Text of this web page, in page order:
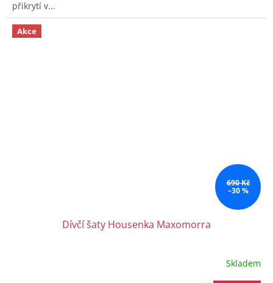
přikrytí v...
Akce
690 Kč
–30 %
Dívčí šaty Housenka Maxomorra
Skladem